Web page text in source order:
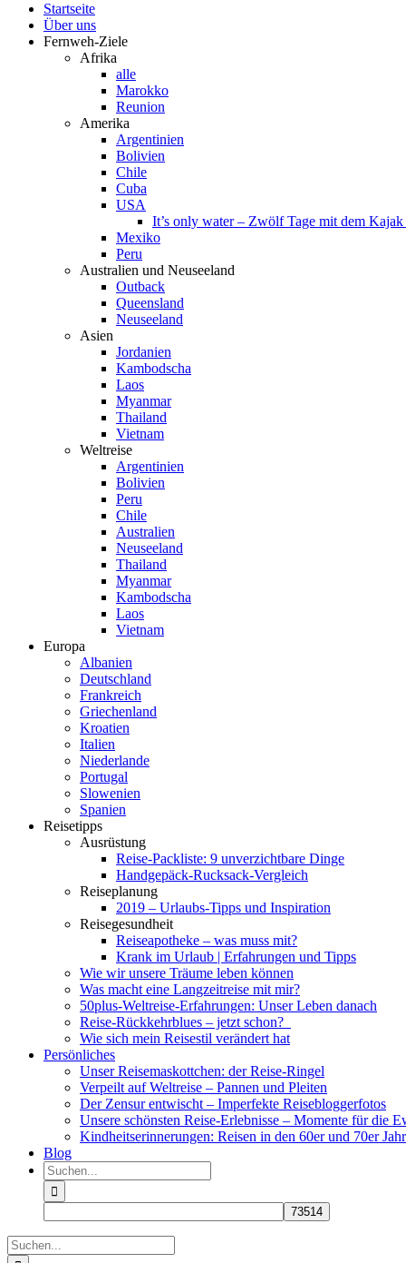
Startseite
Über uns
Fernweh-Ziele
Afrika
alle
Marokko
Reunion
Amerika
Argentinien
Bolivien
Chile
Cuba
USA
It’s only water – Zwölf Tage mit dem
Mexiko
Peru
Australien und Neuseeland
Outback
Queensland
Neuseeland
Asien
Jordanien
Kambodscha
Laos
Myanmar
Thailand
Vietnam
Weltreise
Argentinien
Bolivien
Peru
Chile
Australien
Neuseeland
Thailand
Myanmar
Kambodscha
Laos
Vietnam
Europa
Albanien
Deutschland
Frankreich
Griechenland
Kroatien
Italien
Niederlande
Portugal
Slowenien
Spanien
Reisetipps
Ausrüstung
Reise-Packliste: 9 unverzichtbare Dinge
Handgepäck-Rucksack-Vergleich
Reiseplanung
2019 – Urlaubs-Tipps und Inspiration
Reisegesundheit
Reiseapotheke – was muss mit?
Krank im Urlaub | Erfahrungen und Tipps
Wie wir unsere Träume leben können
Was macht eine Langzeitreise mit mir?
50plus-Weltreise-Erfahrungen: Unser Leben danach
Reise-Rückkehrblues – jetzt schon?
Wie sich mein Reisestil verändert hat
Persönliches
Unser Reisemaskottchen: der Reise-Ringel
Verpeilt auf Weltreise – Pannen und Pleiten
Der Zensur entwischt – Imperfekte Reisebloggerfotos
Unsere schönsten Reise-Erlebnisse – Momente für die
Kindheitserinnerungen: Reisen in den 60er und 70er
Blog
Suche
nach:
Suche
nach: